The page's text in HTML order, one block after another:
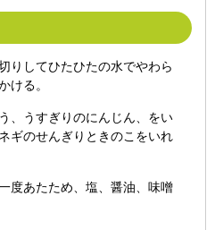
りしてひたひたの水でやわら
ける。
、うすぎりのにんじん、をい
ギのせんぎりときのこをいれ
あたため、塩、醤油、味噌